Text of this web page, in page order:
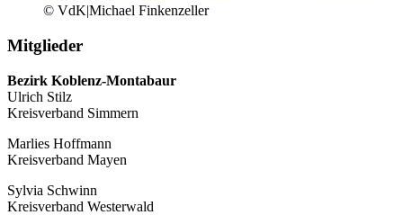
© VdK|Michael Finkenzeller
Mitglieder
Bezirk Koblenz-Montabaur
Ulrich Stilz
Kreisverband Simmern
Marlies Hoffmann
Kreisverband Mayen
Sylvia Schwinn
Kreisverband Westerwald